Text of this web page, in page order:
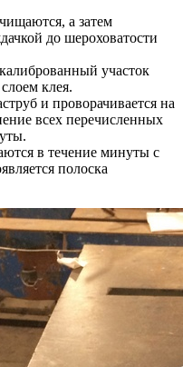
а затем
до шероховатости
участок
клея.
и проворачивается на
всех перечисленных
в течение минуты с
полоска